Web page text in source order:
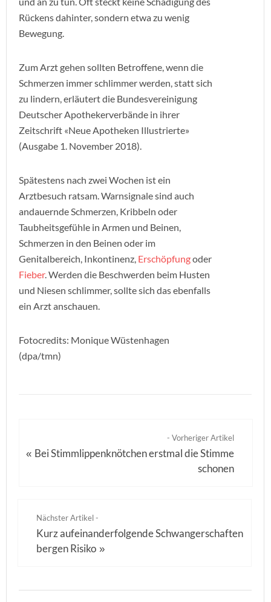
Rückens dahinter, sondern etwa zu wenig
Bewegung.
Zum Arzt gehen sollten Betroffene, wenn die
Schmerzen immer schlimmer werden, statt sich
zu lindern, erläutert die Bundesvereinigung
Deutscher Apothekerverbände in ihrer
Zeitschrift «Neue Apotheken Illustrierte»
(Ausgabe 1. November 2018).
Spätestens nach zwei Wochen ist ein
Arztbesuch ratsam. Warnsignale sind auch
andauernde Schmerzen, Kribbeln oder
Taubheitsgefühle in Armen und Beinen,
Schmerzen in den Beinen oder im
Genitalbereich, Inkontinenz, Erschöpfungoder
Fieber. Werden die Beschwerden beim Husten
und Niesen schlimmer, sollte sich das ebenfalls
ein Arzt anschauen.
Fotocredits: Monique Wüstenhagen
(dpa/tmn)
- Vorheriger Artikel
« Bei Stimmlippenknötchen erstmal die Stimme
schonen
Nächster Artikel -
Kurz aufeinanderfolgende Schwangerschaften
bergen Risiko »